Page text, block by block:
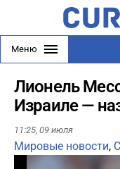
Меню
Лионель
Израиле —
11:25, 09 июля
Мировые новости,